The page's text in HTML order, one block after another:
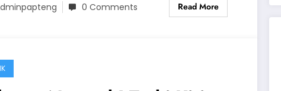
0 Comments Read More